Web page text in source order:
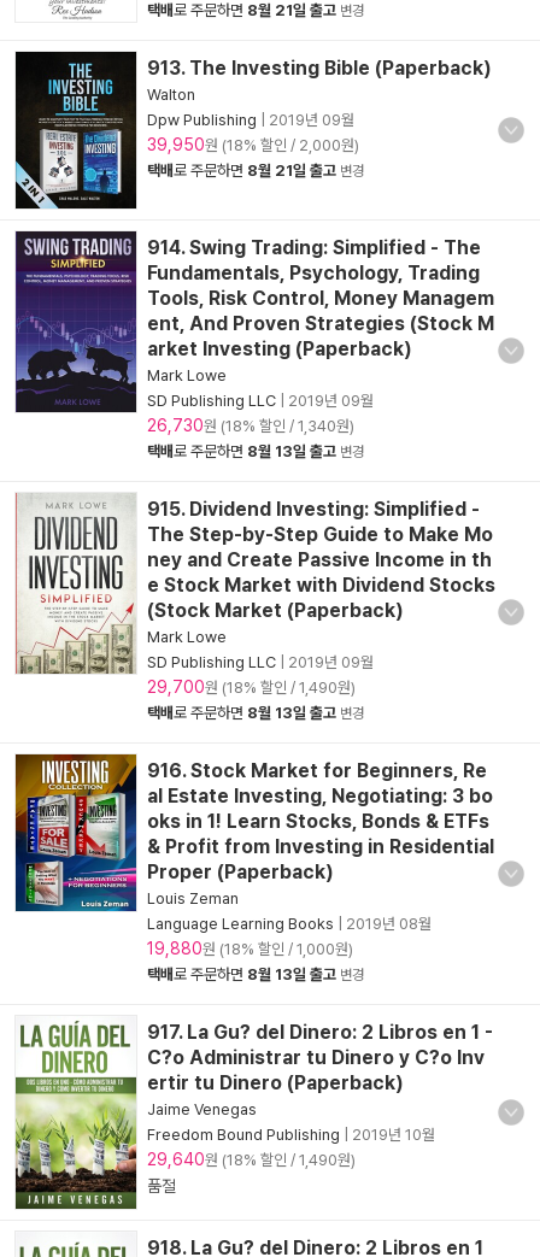
택배로 주문하면 8월 21일 출고 변경
913. The Investing Bible (Paperback)
Walton
Dpw Publishing
2019년 09월
39,950원 (18% 할인 / 2,000원)
택배로 주문하면 8월 21일 출고 변경
914. Swing Trading: Simplified - The
Fundamentals, Psychology, Trading
Tools, Risk Control, Money Managem
ent, And Proven Strategies (Stock M
arket Investing (Paperback)
Mark Lowe
SD Publishing LLC
2019년 09월
26,730원 (18% 할인 / 1,340원)
택배로 주문하면 8월 13일 출고 변경
915. Dividend Investing: Simplified -
The Step-by-Step Guide to Make Mo
ney and Create Passive Income in th
e Stock Market with Dividend Stocks
(Stock Market (Paperback)
Mark Lowe
SD Publishing LLC
2019년 09월
29,700원 (18% 할인 / 1,490원)
택배로 주문하면 8월 13일 출고 변경
916. Stock Market for Beginners, Re
al Estate Investing, Negotiating: 3 bo
oks in 1! Learn Stocks, Bonds & ETFs
& Profit from Investing in Residential
Proper (Paperback)
Louis Zeman
Language Learning Books
2019년 08월
19,880원 (18% 할인 / 1,000원)
택배로 주문하면 8월 13일 출고 변경
917. La Gu? del Dinero: 2 Libros en 1 -
C?o Administrar tu Dinero y C?o Inv
ertir tu Dinero (Paperback)
Jaime Venegas
Freedom Bound Publishing
2019년 10월
29,640원 (18% 할인 / 1,490원)
품절
918. La Gu? del Dinero: 2 Libros en 1